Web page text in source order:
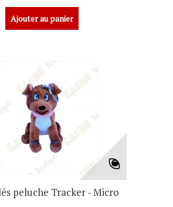
Ajouter au panier
peluche Tracker - Micro